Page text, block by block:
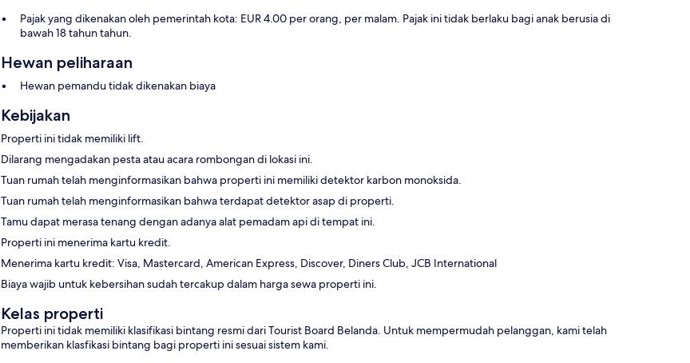
Pajak yang dikenakan oleh pemerintah kota: EUR 4.00 per orang, per malam. Pajak ini tidak berlaku bagi anak berusia di
bawah 18 tahun tahun.
Hewan peliharaan
Hewan pemandu tidak dikenakan biaya
Kebijakan
Properti ini tidak memiliki lift.
Dilarang mengadakan pesta atau acara rombongan di lokasi ini.
Tuan rumah telah menginformasikan bahwa properti ini memiliki detektor karbon monoksida.
Tuan rumah telah menginformasikan bahwa terdapat detektor asap di properti.
Tamu dapat merasa tenang dengan adanya alat pemadam api di tempat ini.
Properti ini menerima kartu kredit.
Menerima kartu kredit: Visa, Mastercard, American Express, Discover, Diners Club, JCB International
Biaya wajib untuk kebersihan sudah tercakup dalam harga sewa properti ini.
Kelas properti
Properti ini tidak memiliki klasifikasi bintang resmi dari Tourist Board Belanda. Untuk mempermudah pelanggan, kami telah
memberikan klasfikasi bintang bagi properti ini sesuai sistem kami.